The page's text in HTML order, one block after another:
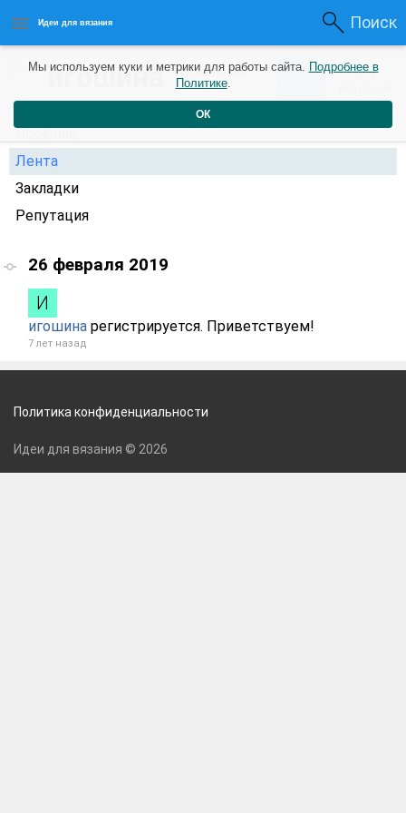
Идеи для вязания Поиск
игошина3 года назад 0 +1
Профиль
Лента
Закладки
Репутация
26 февраля 2019
игошина регистрируется. Приветствуем!
7 лет назад
Мы используем куки и метрики для работы сайта. Подробнее в
Политике.
ОК
Политика конфиденциальности
Идеи для вязания © 2026